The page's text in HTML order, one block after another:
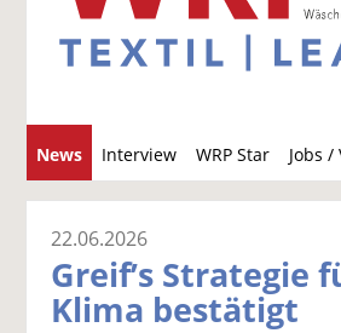
News Interview WRP Star Jobs /
22.06.2026
Greif’s Strategie
Klima bestätigt